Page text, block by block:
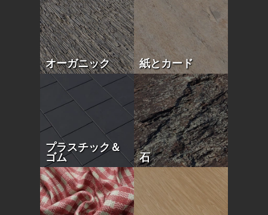
オーガニック 紙とカード
プラスチック＆
ゴム 石